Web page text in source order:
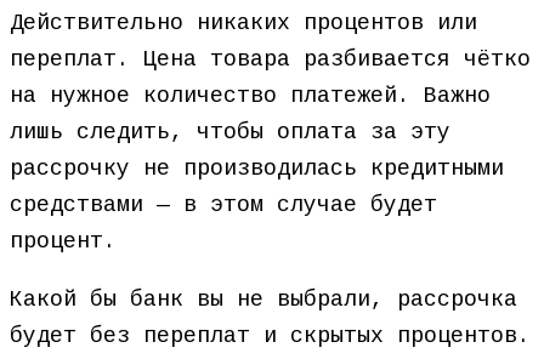
Действительно никаких процентов или
переплат. Цена товара разбивается чётко
на нужное количество платежей. Важно
лишь следить, чтобы оплата за эту
рассрочку не производилась кредитными
средствами — в этом случае будет
процент.
Какой бы банк вы не выбрали, рассрочка
будет без переплат и скрытых процентов.